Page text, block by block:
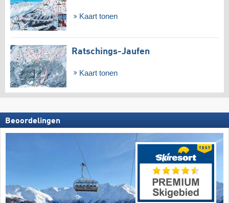
Kaart tonen
Ratschings-Jaufen
Kaart tonen
Beoordelingen